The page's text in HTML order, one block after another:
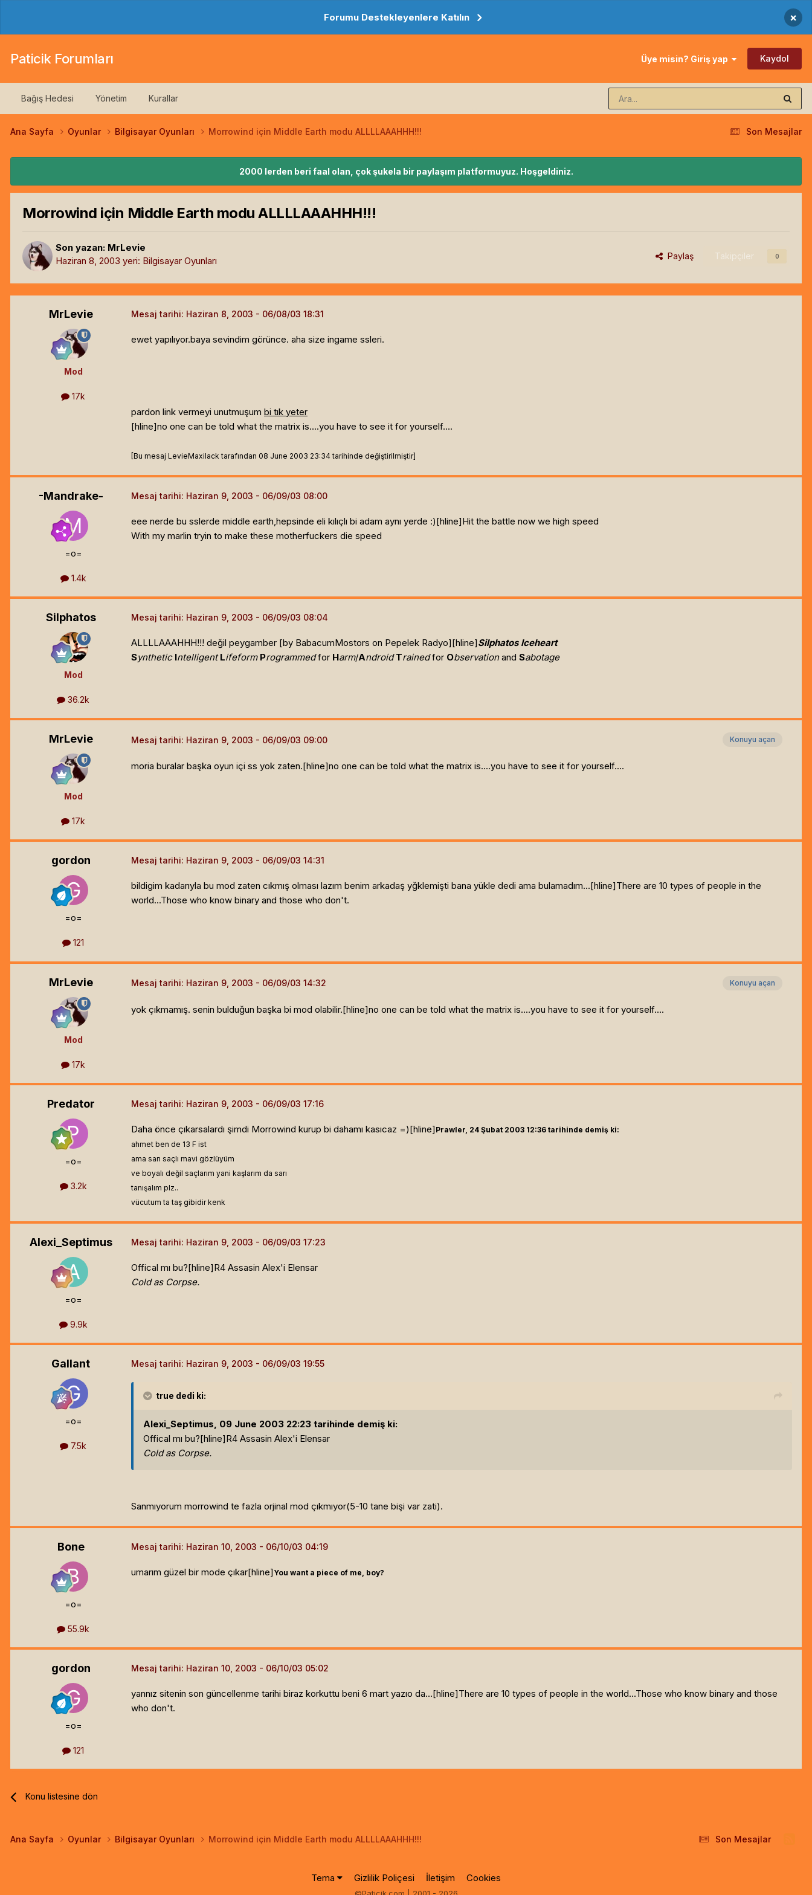
Forumu Destekleyenlere Katılın ×
Paticik Forumları Üye misin? Giriş yap Kaydol
Bağış Hedesi Yönetim Kurallar
Son Mesajlar
Ana Sayfa Oyunlar Bilgisayar Oyunları Morrowind için Middle Earth modu ALLLLAAAHHH!!!
2000 lerden beri faal olan, çok şukela bir paylaşım platformuyuz. Hoşgeldiniz.
Morrowind için Middle Earth modu ALLLLAAAHHH!!!
Son yazan: MrLevie
Haziran 8, 2003 yeri: Bilgisayar Oyunları Paylaş Takipçiler 0
MrLevie
Mod
17k
Mesaj tarihi: Haziran 8, 2003
ewet yapılıyor.baya sevindim görünce. aha size ingame ssleri.
pardon link vermeyi unutmuşum bi tık yeter
[hline]no one can be told what the matrix is....you have to see it for yourself....
[Bu mesaj LevieMaxilack tarafından 08 June 2003 23:34 tarihinde değiştirilmiştir]
-Mandrake-
=o=
1.4k
Mesaj tarihi: Haziran 9, 2003
eee nerde bu sslerde middle earth,hepsinde eli kılıçlı bi adam aynı yerde :)[hline]Hit the battle now we high speed
With my marlin tryin to make these motherfuckers die speed
Silphatos
Mod
36.2k
Mesaj tarihi: Haziran 9, 2003
ALLLLAAAHHH!!! değil peygamber [by BabacumMostors on Pepelek Radyo][hline]Silphatos Iceheart
Synthetic Intelligent Lifeform Programmedfor Harm/Android Trainedfor Observationand Sabotage
MrLevie
Mod
17k
Konuyu açan
Mesaj tarihi: Haziran 9, 2003
moria buralar başka oyun içi ss yok zaten.[hline]no one can be told what the matrix is....you have to see it for yourself....
gordon
=o=
121
Mesaj tarihi: Haziran 9, 2003
bildigim kadarıyla bu mod zaten cıkmış olması lazım benim arkadaş yğklemişti bana yükle dedi ama bulamadım...[hline]There are 10 types of people in the
world...Those who know binary and those who don't.
MrLevie
Mod
17k
Konuyu açan
Mesaj tarihi: Haziran 9, 2003
yok çıkmamış. senin bulduğun başka bi mod olabilir.[hline]no one can be told what the matrix is....you have to see it for yourself....
Predator
=o=
3.2k
Mesaj tarihi: Haziran 9, 2003
Daha önce çıkarsalardı şimdi Morrowind kurup bi dahamı kasıcaz =)[hline] Prawler, 24 Şubat 2003 12:36 tarihinde demiş ki:
ahmet ben de 13 F ist
ama sarı saçlı mavi gözlüyüm
ve boyalı değil saçlarım yani kaşlarım da sarı
tanışalım plz..
vücutum ta taş gibidir kenk
Alexi_Septimus
=o=
9.9k
Mesaj tarihi: Haziran 9, 2003
Offical mı bu?[hline]R4 Assasin Alex'i Elensar
Cold as Corpse.
Gallant
=o=
7.5k
Mesaj tarihi: Haziran 9, 2003
true dedi ki:
Alexi_Septimus, 09 June 2003 22:23 tarihinde demiş ki:
Offical mı bu?[hline]R4 Assasin Alex'i Elensar
Cold as Corpse.
Sanmıyorum morrowind te fazla orjinal mod çıkmıyor(5-10 tane bişi var zati).
Bone
=o=
55.9k
Mesaj tarihi: Haziran 10, 2003
umarım güzel bir mode çıkar[hline] You want a piece of me, boy?
gordon
=o=
121
Mesaj tarihi: Haziran 10, 2003
yannız sitenin son güncellenme tarihi biraz korkuttu beni 6 mart yazıo da...[hline]There are 10 types of people in the world...Those who know binary and those
who don't.
Konu listesine dön
Son Mesajlar
Ana Sayfa Oyunlar Bilgisayar Oyunları Morrowind için Middle Earth modu ALLLLAAAHHH!!!
Tema Gizlilik Poliçesi İletişim Cookies
©Paticik.com | 2001 - 2026